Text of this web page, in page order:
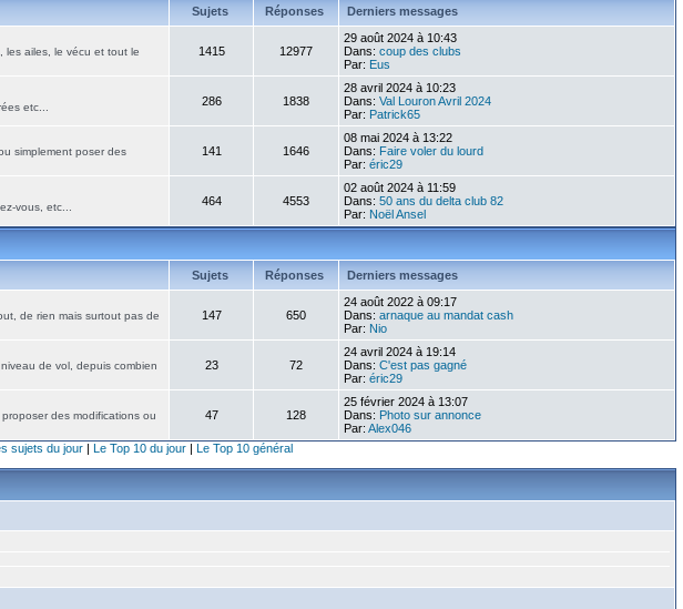
Sujets Réponses Derniers messages
les ailes, le vécu et tout le
1415 12977
29 août 2024 à 10:43
Dans: coup des clubs
Par: Eus
etc... 286 1838
28 avril 2024 à 10:23
Dans: Val Louron Avril 2024
Par: Patrick65
simplement poser des
141 1646
08 mai 2024 à 13:22
Dans: Faire voler du lourd
Par: éric29
vous, etc... 464 4553
02 août 2024 à 11:59
Dans: 50 ans du delta club 82
Par: Noël Ansel
Sujets Réponses Derniers messages
de rien mais surtout pas de
147 650
24 août 2022 à 09:17
Dans: arnaque au mandat cash
Par: Nio
de vol, depuis combien
23 72
24 avril 2024 à 19:14
Dans: C'est pas gagné
Par: éric29
des modifications ou
47 128
25 février 2024 à 13:07
Dans: Photo sur annonce
Par: Alex046
sujets du jour| Le Top 10 du jour| Le Top 10 général